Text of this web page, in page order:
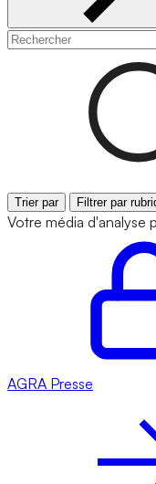
Trier par Filtrer par
Votre média d'analyse
AGRA Presse